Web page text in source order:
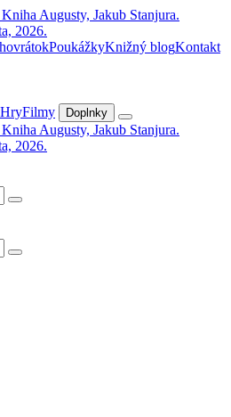
PoukážkyKnižný blogKontakt
HryFilmy Doplnky